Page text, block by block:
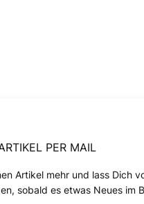
PER MAIL
Artikel mehr und lass Dich
sobald es etwas Neues im